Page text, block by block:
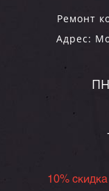
Ремонт
Адрес:
10%